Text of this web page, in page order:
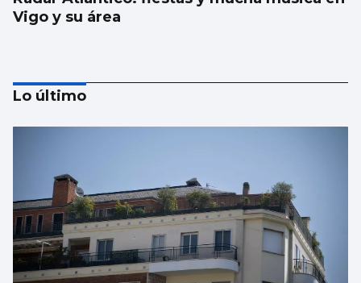
Vigo y su área
La Navidad llega en agosto para quienes
buscan la suerte
Lo último